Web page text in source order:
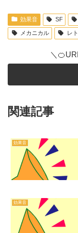
効果音 SF
メカニカル
レ
＼
関連記事
効果音
効果音